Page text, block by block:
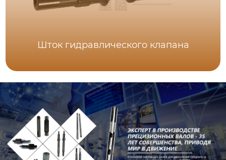
Шток гидравлического клапана